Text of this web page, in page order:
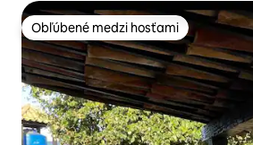
Obľúbené medzi hosťami
Obľúbené medzi hosťami